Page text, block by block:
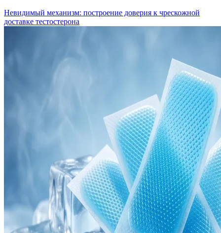
Невидимый механизм: построение доверия к чрескожной
доставке тестостерона